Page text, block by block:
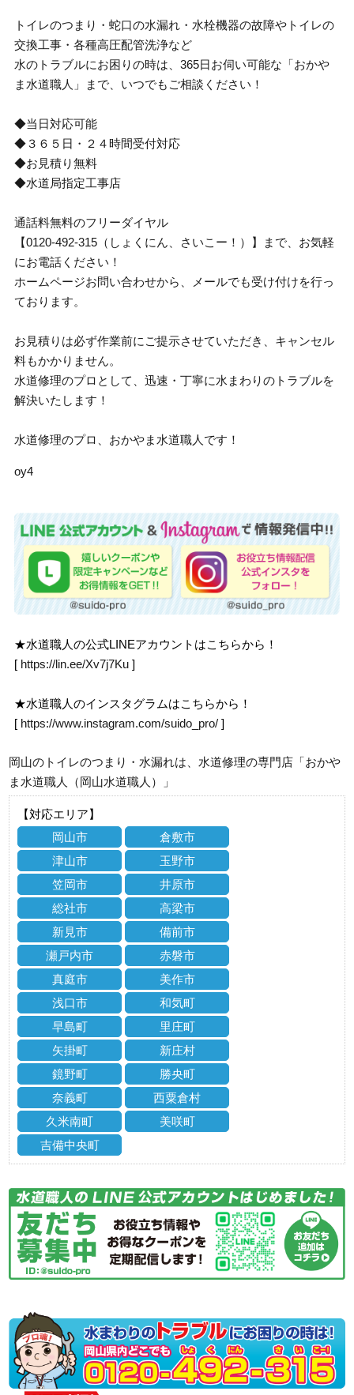
トイレのつまり・蛇口の水漏れ・水栓機器の故障やトイレの
交換工事・各種高圧配管洗浄など
水のトラブルにお困りの時は、365日お伺い可能な「おかや
ま水道職人」まで、いつでもご相談ください！
◆当日対応可能
◆３６５日・２４時間受付対応
◆お見積り無料
◆水道局指定工事店
通話料無料のフリーダイヤル
【0120-492-315（しょくにん、さいこー！）】まで、お気軽
にお電話ください！
ホームページお問い合わせから、メールでも受け付けを行っ
ております。
お見積りは必ず作業前にご提示させていただき、キャンセル
料もかかりません。
水道修理のプロとして、迅速・丁寧に水まわりのトラブルを
解決いたします！
水道修理のプロ、おかやま水道職人です！
oy4
★水道職人の公式LINEアカウントはこちらから！
[ https://lin.ee/Xv7j7Ku ]
★水道職人のインスタグラムはこちらから！
[ https://www.instagram.com/suido_pro/ ]
岡山のトイレのつまり・水漏れは、水道修理の専門店「おかや
ま水道職人（岡山水道職人）」
【対応エリア】
岡山市
倉敷市
津山市
玉野市
笠岡市
井原市
総社市
高梁市
新見市
備前市
瀬戸内市
赤磐市
真庭市
美作市
浅口市
和気町
早島町
里庄町
矢掛町
新庄村
鏡野町
勝央町
奈義町
西粟倉村
久米南町
美咲町
吉備中央町